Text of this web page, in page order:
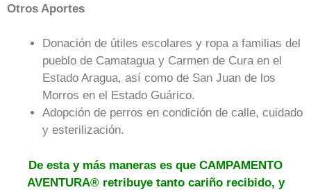
Otros Aportes
Donación de útiles escolares y ropa a familias del
pueblo de Camatagua y Carmen de Cura en el
Estado Aragua, así como de San Juan de los
Morros en el Estado Guárico.
Adopción de perros en condición de calle, cuidado
y esterilización.
De esta y más maneras es que CAMPAMENTO
AVENTURA® retribuye tanto cariño recibido, y